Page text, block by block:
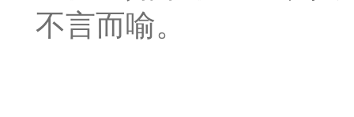
不言而喻。